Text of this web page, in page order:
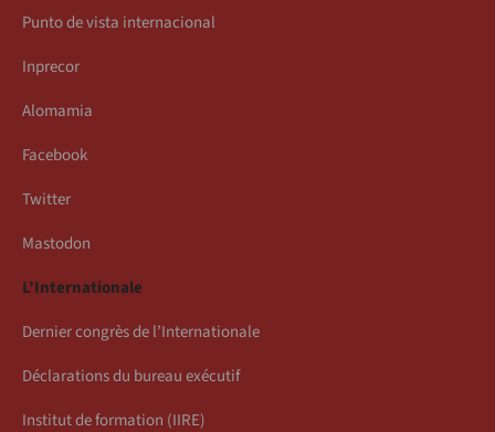
Punto de vista internacional
Inprecor
Alomamia
Facebook
Twitter
Mastodon
L’Internationale
Dernier congrès de l’Internationale
Déclarations du bureau exécutif
Institut de formation (IIRE)